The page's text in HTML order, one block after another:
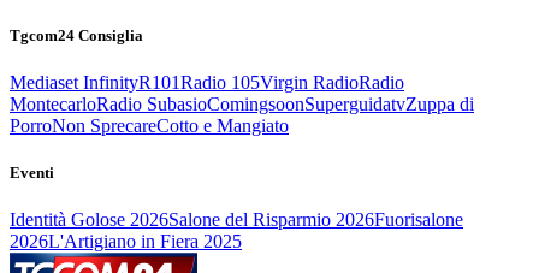
Tgcom24 Consiglia
Mediaset InfinityR101Radio 105Virgin RadioRadio
MontecarloRadio SubasioComingsoonSuperguidatvZuppa di
PorroNon SprecareCotto e Mangiato
Eventi
Identità Golose 2026Salone del Risparmio 2026Fuorisalone
2026L'Artigiano in Fiera 2025